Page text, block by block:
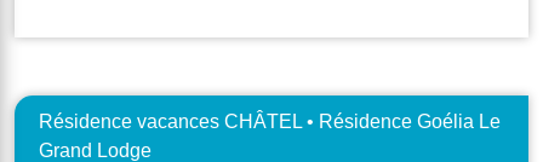
Résidence vacances CHÂTEL • Résidence Goélia Le
Grand Lodge